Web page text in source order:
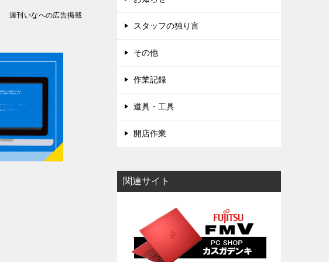
週刊いなへの広告掲載
スタッフの独り言
その他
作業記録
道具・工具
開店作業
関連サイト